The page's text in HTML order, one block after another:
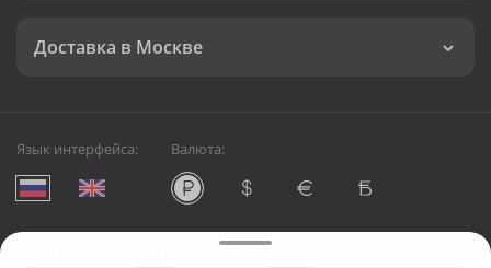
Доставка в Москве
Язык интерфейса: Валюта:
Служба круглосуточной доставки цветов в Москве